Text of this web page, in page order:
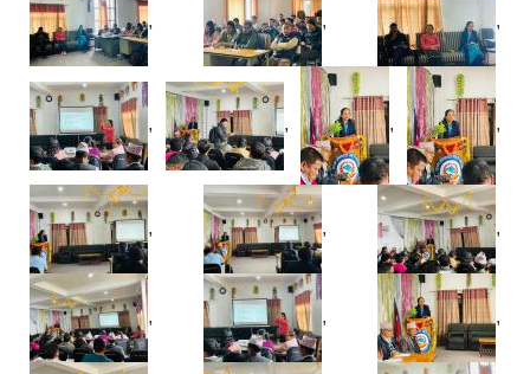
, , ,
, , , ,
, , ,
, , ,